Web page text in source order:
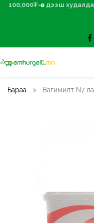
100,000₮-өөс дээш
Бараа Вагимилт N7